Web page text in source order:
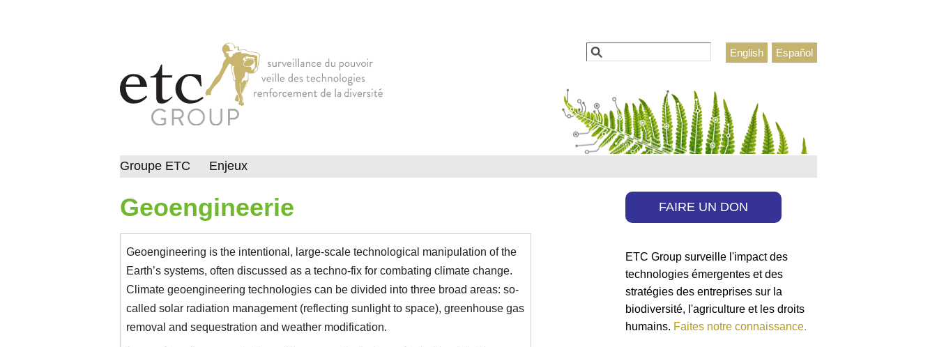
Español
English
Formulaire de recherche
Rechercher
Geoengineerie
Geoengineering is the intentional, large-scale technological manipulation of the
Earth’s systems, often discussed as a techno-fix for combating climate change.
Climate geoengineering technologies can be divided into three broad areas: so-
called solar radiation management (reflecting sunlight to space), greenhouse gas
removal and sequestration and weather modification.
Groupe ETC Enjeux
FAIRE UN DON
ETC Group surveille l'impact des
technologies émergentes et des
stratégies des entreprises sur la
biodiversité, l'agriculture et les droits
humains. Faites notre connaissance.